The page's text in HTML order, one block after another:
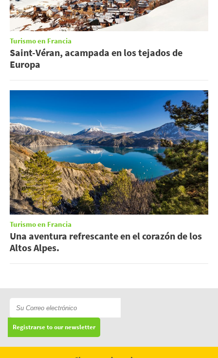
Turismo en Francia
Saint-Véran, acampada en los tejados de
Europa
Turismo en Francia
Una aventura refrescante en el corazón de los
Altos Alpes.
Registrarse to our newsletter